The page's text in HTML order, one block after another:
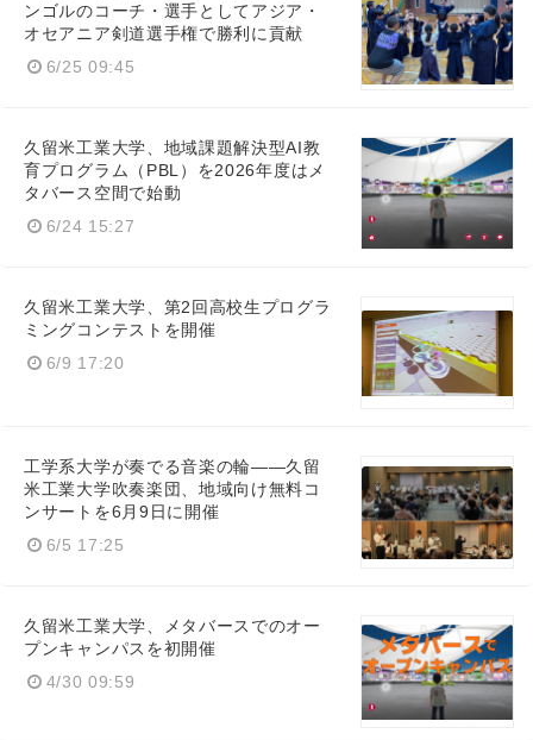
ンゴルのコーチ・選手としてアジア・
オセアニア剣道選手権で勝利に貢献
6/25 09:45
久留米工業大学、地域課題解決型AI教
育プログラム（PBL）を2026年度はメ
タバース空間で始動
6/24 15:27
久留米工業大学、第2回高校生プログラ
ミングコンテストを開催
6/9 17:20
工学系大学が奏でる音楽の輪——久留
米工業大学吹奏楽団、地域向け無料コ
ンサートを6月9日に開催
6/5 17:25
久留米工業大学、メタバースでのオー
プンキャンパスを初開催
4/30 09:59